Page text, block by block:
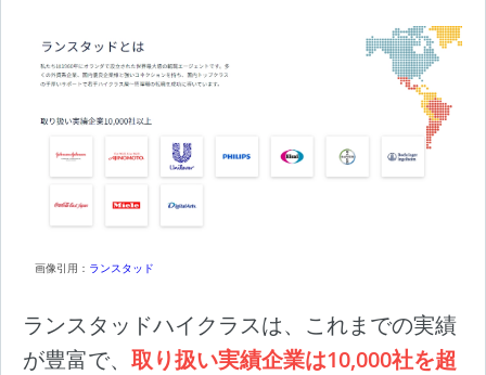
画像引用： ランスタッド
ランスタッドハイクラスは、これまでの実績
が豊富で、 取り扱い実績企業は10,000社を超